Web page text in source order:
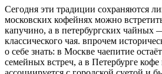
Сегодня эти традиции сохраняются
московских кофейнях можно
капучино, а в петербургских чайных
классического чая. впрочем
о себе знать: в Москве чаепитие
семейных встреч, а в Петербурге